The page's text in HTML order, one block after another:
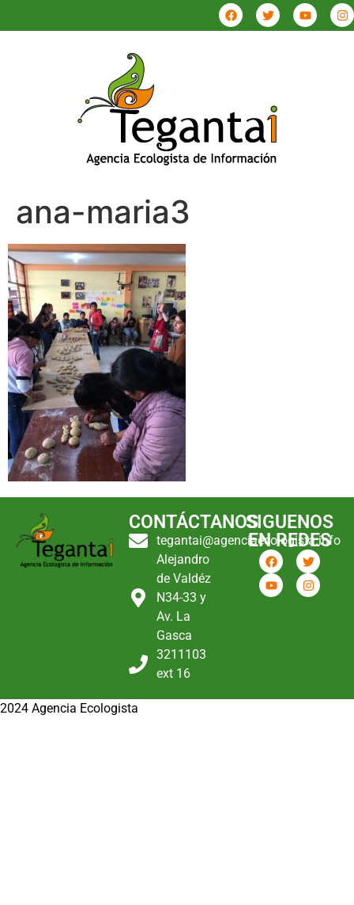
ana-maria3
CONTÁCTANOS
tegantai@agenciaecologista.info
Alejandro
de Valdéz
N34-33 y
Av. La
Gasca
3211103
ext 16
SIGUENOS
EN REDES
2024 Agencia Ecologista